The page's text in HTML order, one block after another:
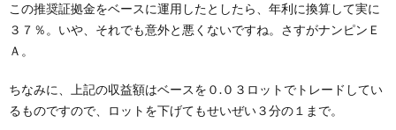
この推奨証拠金をベースに運用したとしたら、年利に換算して実に
３７％。いや、それでも意外と悪くないですね。さすがナンピンＥ
Ａ。
ちなみに、上記の収益額はベースを０.０３ロットでトレードしてい
るものですので、ロットを下げてもせいぜい３分の１まで。